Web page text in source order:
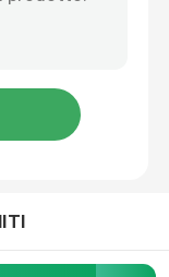
del tessuto